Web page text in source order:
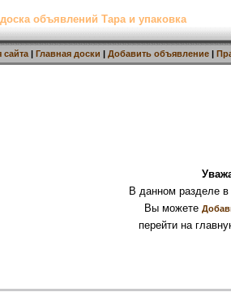
объявлений Тара и упаковка
сайта | Главная доски | Добавить объявление |
В данном разделе
Вы можете
перейти на